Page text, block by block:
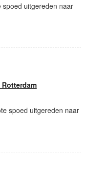
uitgereden naar
spoed uitgereden naar